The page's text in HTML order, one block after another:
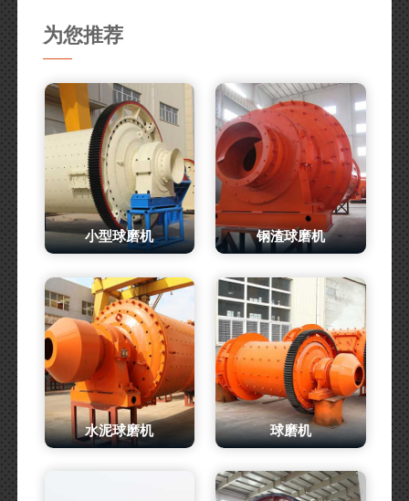
为您推荐
小型球磨机 钢渣球磨机
水泥球磨机 球磨机